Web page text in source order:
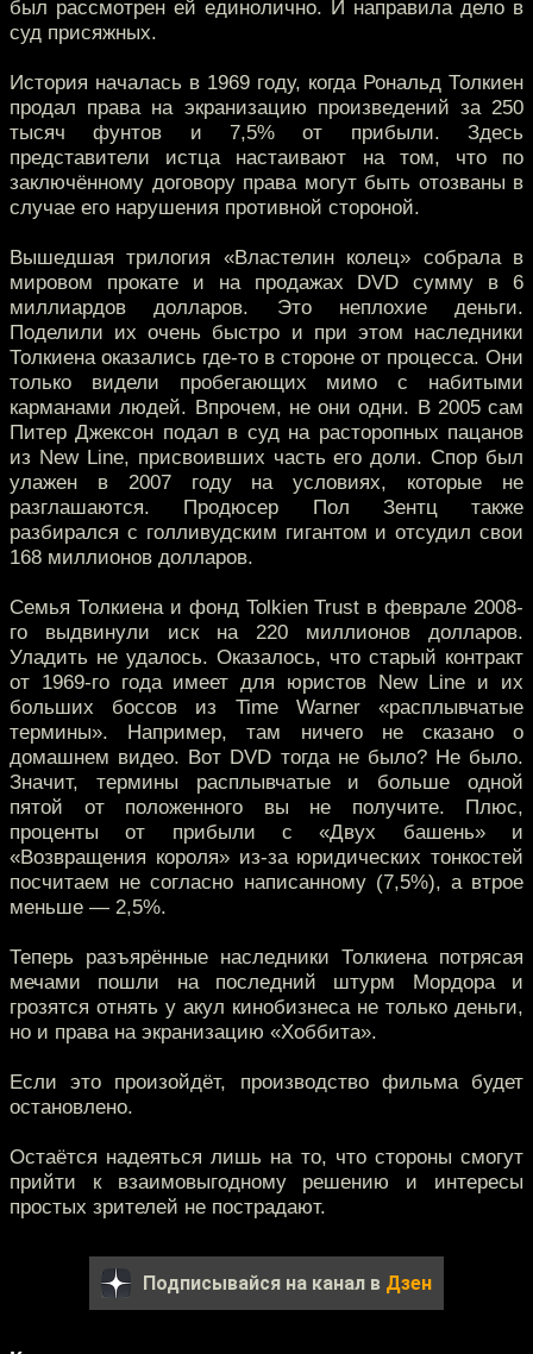
был рассмотрен ей единолично. И направила дело в
суд присяжных.
История началась в 1969 году, когда Рональд Толкиен
продал права на экранизацию произведений за 250
тысяч фунтов и 7,5% от прибыли. Здесь
представители истца настаивают на том, что по
заключённому договору права могут быть отозваны в
случае его нарушения противной стороной.
Вышедшая трилогия «Властелин колец» собрала в
мировом прокате и на продажах DVD сумму в 6
миллиардов долларов. Это неплохие деньги.
Поделили их очень быстро и при этом наследники
Толкиена оказались где-то в стороне от процесса. Они
только видели пробегающих мимо с набитыми
карманами людей. Впрочем, не они одни. В 2005 сам
Питер Джексон подал в суд на расторопных пацанов
из New Line, присвоивших часть его доли. Спор был
улажен в 2007 году на условиях, которые не
разглашаются. Продюсер Пол Зентц также
разбирался с голливудским гигантом и отсудил свои
168 миллионов долларов.
Семья Толкиена и фонд Tolkien Trust в феврале 2008-
го выдвинули иск на 220 миллионов долларов.
Уладить не удалось. Оказалось, что старый контракт
от 1969-го года имеет для юристов New Line и их
больших боссов из Time Warner «расплывчатые
термины». Например, там ничего не сказано о
домашнем видео. Вот DVD тогда не было? Не было.
Значит, термины расплывчатые и больше одной
пятой от положенного вы не получите. Плюс,
проценты от прибыли с «Двух башень» и
«Возвращения короля» из-за юридических тонкостей
посчитаем не согласно написанному (7,5%), а втрое
меньше — 2,5%.
Теперь разъярённые наследники Толкиена потрясая
мечами пошли на последний штурм Мордора и
грозятся отнять у акул кинобизнеса не только деньги,
но и права на экранизацию «Хоббита».
Если это произойдёт, производство фильма будет
остановлено.
Остаётся надеяться лишь на то, что стороны смогут
прийти к взаимовыгодному решению и интересы
простых зрителей не пострадают.
Подписывайся на канал в Дзен